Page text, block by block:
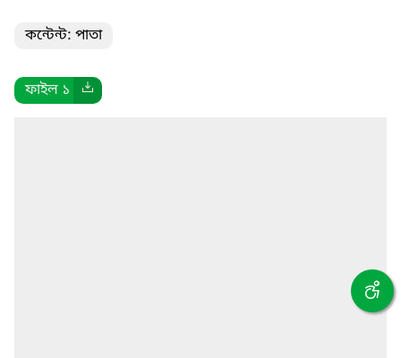
কন্টেন্ট: পাতা
ফাইল ১